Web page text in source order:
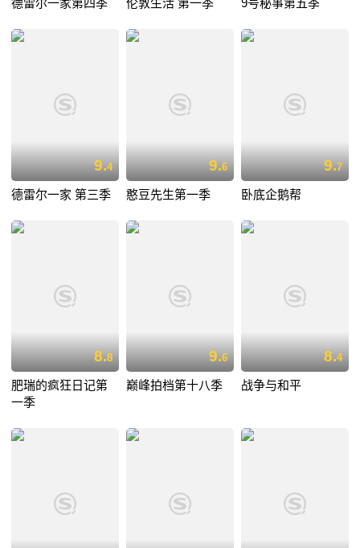
德雷尔一家第四季 伦敦生活 第一季 9号秘事第五季
9.4
德雷尔一家 第三季
9.6
憨豆先生第一季
9.7
卧底企鹅帮
8.8
肥瑞的疯狂日记第
一季
9.6
巅峰拍档第十八季
8.4
战争与和平